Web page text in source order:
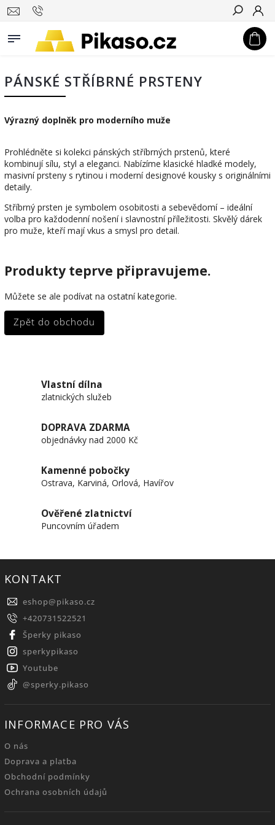
Hledat
PÁNSKÉ STŘÍBRNÉ PRSTENY
Výrazný doplněk pro moderního muže
Prohlédněte si kolekci pánských stříbrných prstenů, které
kombinují sílu, styl a eleganci. Nabízíme klasické hladké modely,
masivní prsteny s rytinou i moderní designové kousky s originálními
detaily.
Stříbrný prsten je symbolem osobitosti a sebevědomí – ideální
volba pro každodenní nošení i slavnostní příležitosti. Skvělý dárek
pro muže, kteří mají vkus a smysl pro detail.
Produkty teprve připravujeme.
Můžete se ale podívat na ostatní kategorie.
Zpět do obchodu
Vlastní dílna
zlatnických služeb
DOPRAVA ZDARMA
objednávky nad 2000 Kč
Kamenné pobočky
Ostrava, Karviná, Orlová, Havířov
Ověřené zlatnictví
Puncovním úřadem
KONTAKT
eshop@pikaso.cz
+420731522521
Šperky pikaso
sperkypikaso
Youtube
@sperky.pikaso
INFORMACE PRO VÁS
O nás
Doprava a platba
Obchodní podmínky
Ochrana osobních údajů